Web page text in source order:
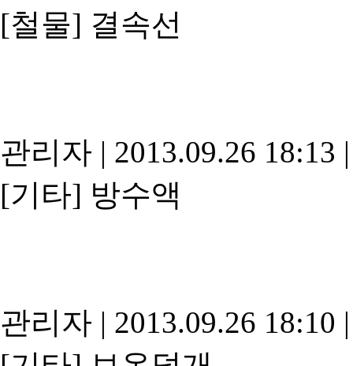
[철물] 결속선
관리자 | 2013.09.26 18:13 |
[기타] 방수액
관리자 | 2013.09.26 18:10 |